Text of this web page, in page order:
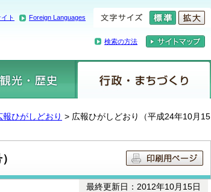
ト Foreign Languages
検索の方法
報ひがしどおり > 広報ひがしどおり（平成24年10月15
最終更新日：2012年10月15日